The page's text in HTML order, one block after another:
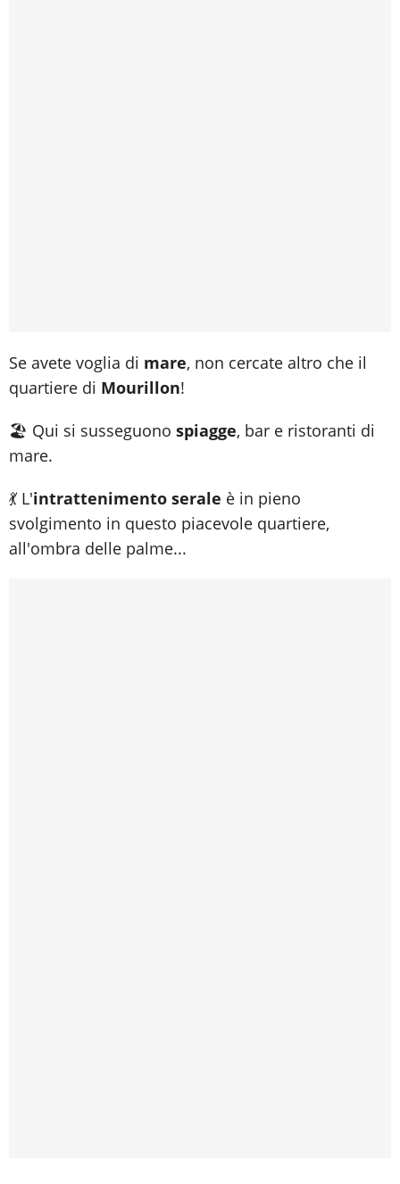
Se avete voglia di mare, non cercate altro che il
quartiere di Mourillon!
🏖️ Qui si susseguono spiagge, bar e ristoranti di
mare.
💃 L'intrattenimento serale è in pieno
svolgimento in questo piacevole quartiere,
all'ombra delle palme...